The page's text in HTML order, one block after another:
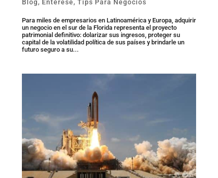
Blog, Entérese, Tips Para Negocios
Para miles de empresarios en Latinoamérica y Europa, adquirir
un negocio en el sur de la Florida representa el proyecto
patrimonial definitivo: dolarizar sus ingresos, proteger su
capital de la volatilidad política de sus países y brindarle un
futuro seguro a su...